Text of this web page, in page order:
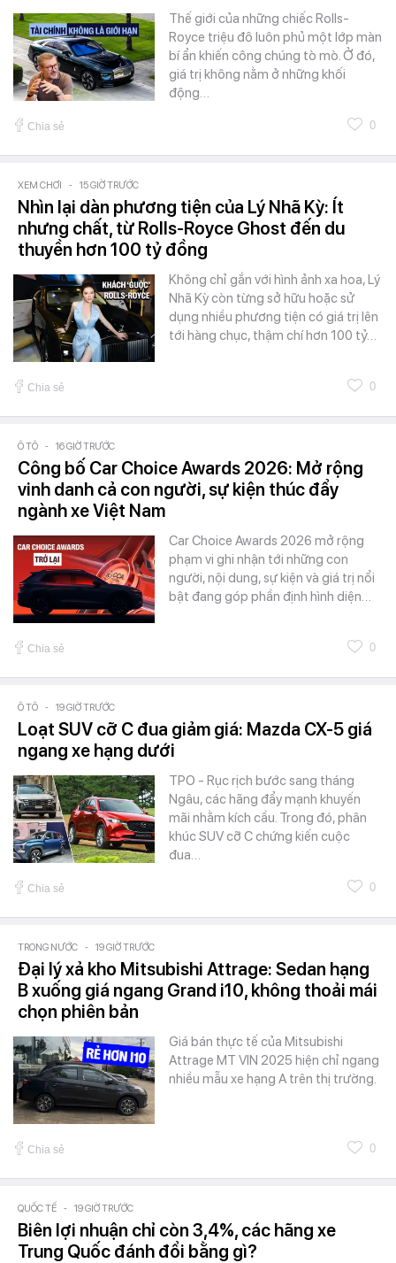
Thế giới của những chiếc Rolls-
Royce triệu đô luôn phủ một lớp màn
bí ẩn khiến công chúng tò mò. Ở đó,
giá trị không nằm ở những khối
động…
Chia sẻ 0
XEM CHƠI - 15 GIỜ TRƯỚC
Nhìn lại dàn phương tiện của Lý Nhã Kỳ: Ít
nhưng chất, từ Rolls-Royce Ghost đến du
thuyền hơn 100 tỷ đồng
Không chỉ gắn với hình ảnh xa hoa, Lý
Nhã Kỳ còn từng sở hữu hoặc sử
dụng nhiều phương tiện có giá trị lên
tới hàng chục, thậm chí hơn 100 tỷ…
Chia sẻ 0
Ô TÔ - 16 GIỜ TRƯỚC
Công bố Car Choice Awards 2026: Mở rộng
vinh danh cả con người, sự kiện thúc đẩy
ngành xe Việt Nam
Car Choice Awards 2026 mở rộng
phạm vi ghi nhận tới những con
người, nội dung, sự kiện và giá trị nổi
bật đang góp phần định hình diện…
Chia sẻ 0
Ô TÔ - 19 GIỜ TRƯỚC
Loạt SUV cỡ C đua giảm giá: Mazda CX-5 giá
ngang xe hạng dưới
TPO - Rục rịch bước sang tháng
Ngâu, các hãng đẩy mạnh khuyến
mãi nhằm kích cầu. Trong đó, phân
khúc SUV cỡ C chứng kiến cuộc
đua…
Chia sẻ 0
TRONG NƯỚC - 19 GIỜ TRƯỚC
Đại lý xả kho Mitsubishi Attrage: Sedan hạng
B xuống giá ngang Grand i10, không thoải mái
chọn phiên bản
Giá bán thực tế của Mitsubishi
Attrage MT VIN 2025 hiện chỉ ngang
nhiều mẫu xe hạng A trên thị trường.
Chia sẻ 0
QUỐC TẾ - 19 GIỜ TRƯỚC
Biên lợi nhuận chỉ còn 3,4%, các hãng xe
Trung Quốc đánh đổi bằng gì?